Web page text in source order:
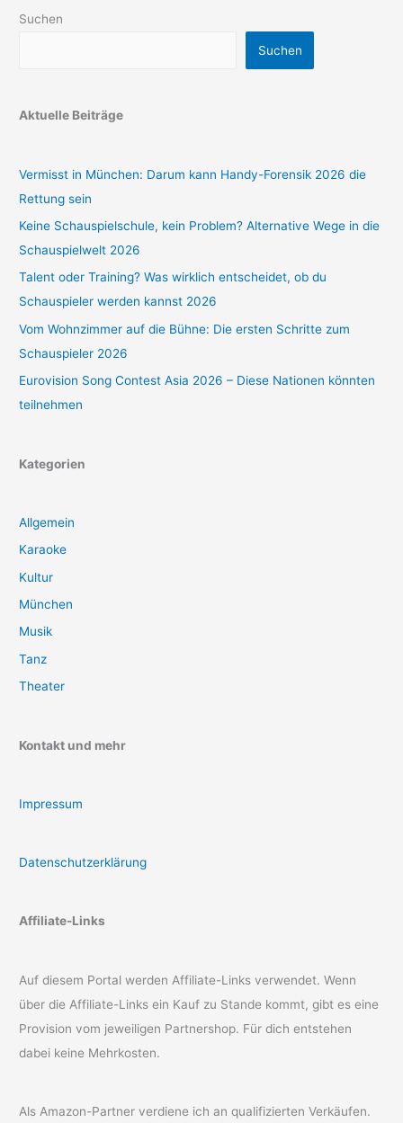
Suchen
Suchen
Aktuelle Beiträge
Vermisst in München: Darum kann Handy-Forensik 2026 die
Rettung sein
Keine Schauspielschule, kein Problem? Alternative Wege in die
Schauspielwelt 2026
Talent oder Training? Was wirklich entscheidet, ob du
Schauspieler werden kannst 2026
Vom Wohnzimmer auf die Bühne: Die ersten Schritte zum
Schauspieler 2026
Eurovision Song Contest Asia 2026 – Diese Nationen könnten
teilnehmen
Kategorien
Allgemein
Karaoke
Kultur
München
Musik
Tanz
Theater
Kontakt und mehr
Impressum
Datenschutzerklärung
Affiliate-Links
Auf diesem Portal werden Affiliate-Links verwendet. Wenn
über die Affiliate-Links ein Kauf zu Stande kommt, gibt es eine
Provision vom jeweiligen Partnershop. Für dich entstehen
dabei keine Mehrkosten.
Als Amazon-Partner verdiene ich an qualifizierten Verkäufen.